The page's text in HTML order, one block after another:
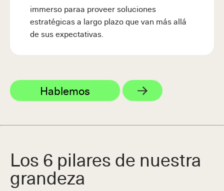
immerso paraa proveer soluciones
estratégicas a largo plazo que van más allá
de sus expectativas.
Hablemos
Los 6 pilares de nuestra
grandeza